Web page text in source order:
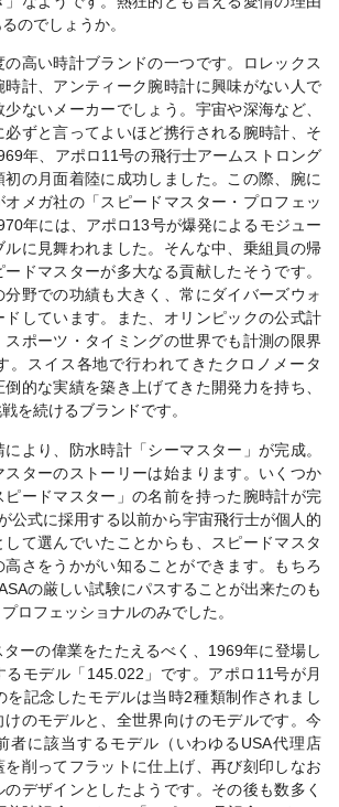
のでしょうか。
高い時計ブランドの一つです。ロレックス
時計、アンティーク腕時計に興味がない人で
ないメーカーでしょう。宇宙や深海など、
ずと言ってよいほど携行される腕時計、そ
年、アポロ11号の飛行士アームストロング
初の月面着陸に成功しました。この際、腕に
メガ社の「スピードマスター・プロフェッ
年には、アポロ13号が爆発によるモジュー
ルに見舞われました。そんな中、乗組員の帰
ドマスターが多大なる貢献したそうです。
野での功績も大きく、常にダイバーズウォ
ドしています。また、オリンピックの公式計
ポーツ・タイミングの世界でも計測の限界
。スイス各地で行われてきたクロノメータ
的な実績を築き上げてきた開発力を持ち、
を続けるブランドです。
より、防水時計「シーマスター」が完成。
スターのストーリーは始まります。いくつか
ードマスター」の名前を持った腕時計が完
公式に採用する以前から宇宙飛行士が個人的
て選んでいたことからも、スピードマスタ
さをうかがい知ることができます。もちろ
の厳しい試験にパスすることが出来たのも
ロフェッショナルのみでした。
ーの偉業をたたえるべく、1969年に登場し
るモデル「145.022」です。アポロ11号が月
を記念したモデルは当時2種類制作されまし
けのモデルと、全世界向けのモデルです。今
者に該当するモデル（いわゆるUSA代理店
を削ってフラットに仕上げ、再び刻印しなお
デザインとしたようです。その後も数多く